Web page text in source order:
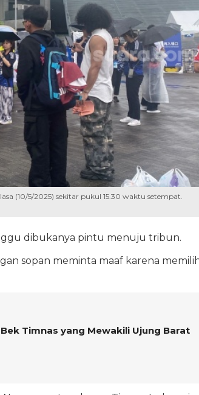
(10/5/2025) sekitar pukul 15.30 waktu setempat.
dibukanya pintu menuju tribun.
sopan meminta maaf karena
Timnas yang Mewakili Ujung Barat